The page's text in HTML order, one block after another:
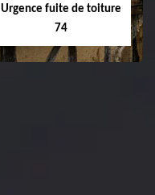
Urgence fuite de toiture
74